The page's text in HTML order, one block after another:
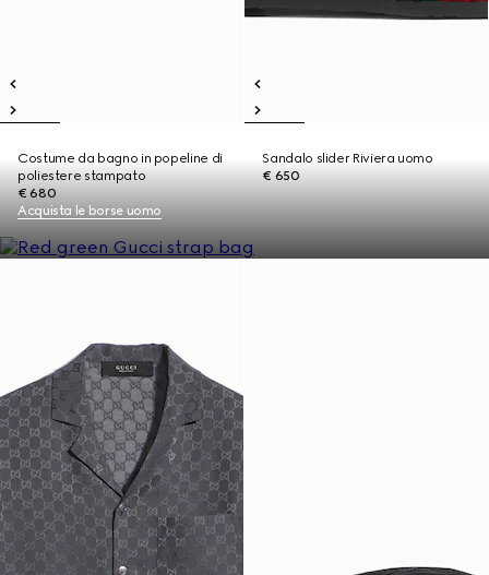
Costume da bagno in popeline di
poliestere stampato
€ 680
Sandalo slider Riviera uomo
€ 650
Acquista le borse uomo